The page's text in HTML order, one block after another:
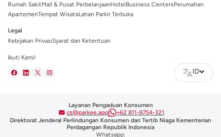
Rumah SakitMall & Pusat PerbelanjaanHotelBusiness CentersPerumahan
ApartemenTempat WisataLahan Parkir Terbuka
Legal
Kebijakan PrivasiSyarat dan Ketentuan
Ikuti Kami!
ID
Layanan Pengaduan Konsumen
cs@parkee.app
+62 811-8754-321
Direktorat Jenderal Perlindungan Konsumen dan Tertib Niaga Kementerian
Perdagangan Republik Indonesia
Whatsapp: